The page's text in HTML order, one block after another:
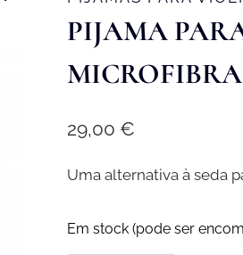
PIJAMA
29,00 €
Uma alternativa à seda
Em stock (pode ser